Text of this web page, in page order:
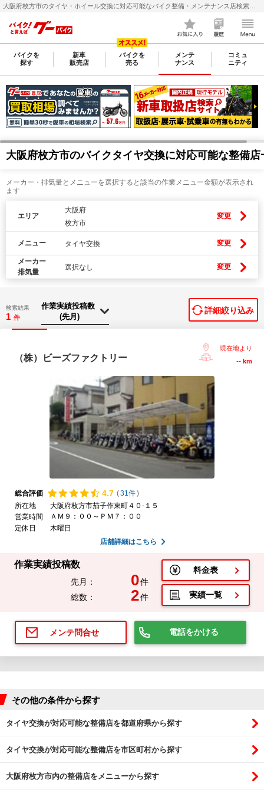
バイクを
探す
新車
販売店
バイクを
売る
メンテ
ナンス
コミュ
ニティ
大阪府枚方市のバイクタイヤ交換に対応可能な整備店
メーカー・排気量とメニューを選択すると該当の作業メニュー金額が表示され
ます
エリア
大阪府
枚方市
変更
メニュー タイヤ交換 変更
メーカー
排気量
選択なし 変更
検索結果
1 件
詳細絞り込み
（株）ビーズファクトリー
現在地より
-- km
総合評価 4.7 (31件)
所在地
大阪府枚方市茄子作東町４０-１５
営業時間
ＡＭ９：００～ＰＭ７：００
定休日
木曜日
店舗詳細はこちら
作業実績投稿数
先月： 0件
総数：
2件
料金表
実績一覧
メンテ問合せ 電話をかける
その他の条件から探す
タイヤ交換が対応可能な整備店を都道府県から探す
タイヤ交換が対応可能な整備店を市区町村から探す
大阪府枚方市内の整備店をメニューから探す